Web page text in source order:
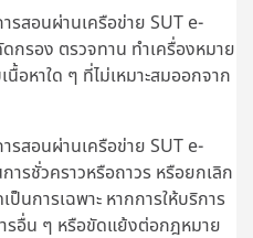
สอนผ่านเครือข่าย SUT e-
กรอง ตรวจทาน ทำเครื่องหมาย
อหาใด ๆ ที่ไม่เหมาะสมออกจาก
สอนผ่านเครือข่าย SUT e-
รชั่วคราวหรือถาวร หรือยกเลิก
ป็นการเฉพาะ หากการให้บริการ
รอื่น ๆ หรือขัดแย้งต่อกฎหมาย